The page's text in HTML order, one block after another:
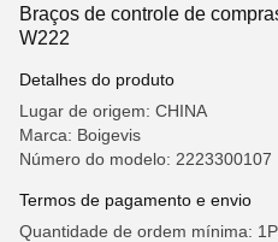
Braços de controle de
W222
Detalhes do produto
Lugar de origem: CHINA
Marca: Boigevis
Número do modelo: 2223300107
Termos de pagamento e envio
Quantidade de ordem mínima: